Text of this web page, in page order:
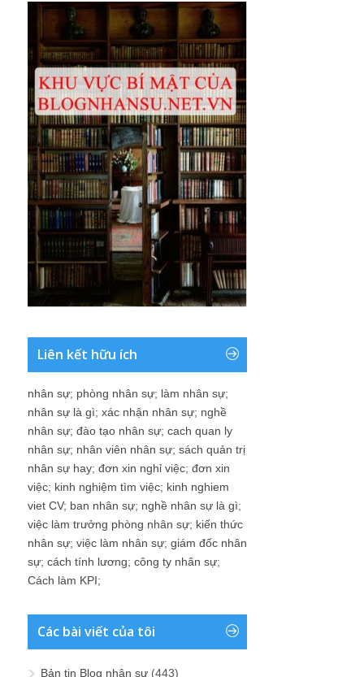
Liên kết hữu ích
nhân sự; phòng nhân sự; làm nhân sự;
nhân sự là gì; xác nhận nhân sự; nghề
nhân sự; đào tạo nhân sự; cach quan ly
nhân sự; nhân viên nhân sự; sách quản trị
nhân sự hay; đơn xin nghỉ việc; đơn xin
việc; kinh nghiệm tìm việc; kinh nghiem
viet CV; ban nhân sự; nghề nhân sự là gì;
việc làm trưởng phòng nhân sự; kiến thức
nhân sự; việc làm nhân sự; giám đốc nhân
sự; cách tính lương; công ty nhân sự;
Cách làm KPI;
Các bài viết của tôi
Bản tin Blog nhân sự (443)